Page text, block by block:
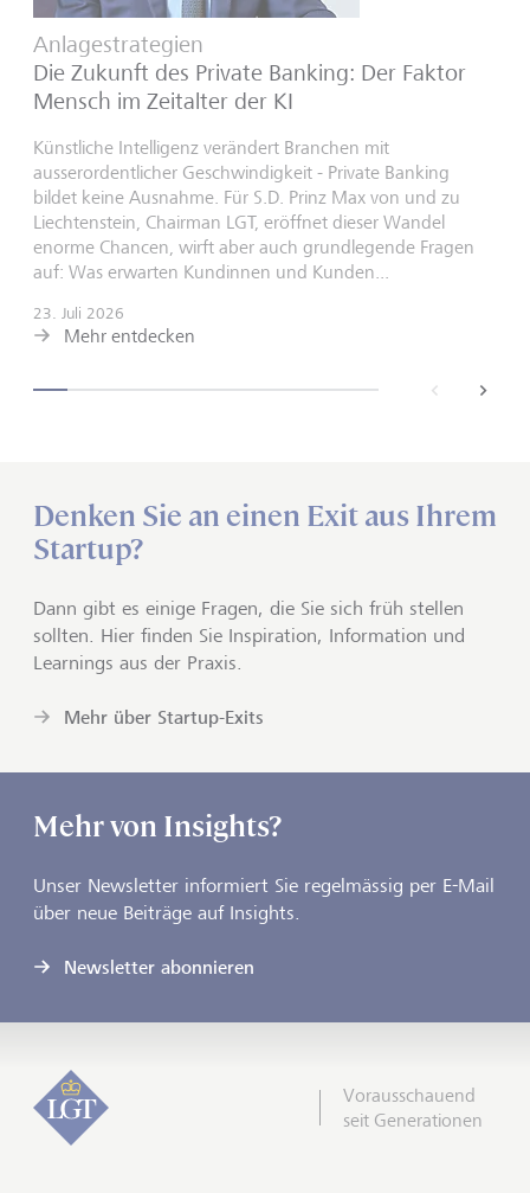
Anlagestrategien
Die Zukunft des Private Banking: Der Faktor
Mensch im Zeitalter der KI
Künstliche Intelligenz verändert Branchen mit
ausserordentlicher Geschwindigkeit - Private Banking
bildet keine Ausnahme. Für S.D. Prinz Max von und zu
Liechtenstein, Chairman LGT, eröffnet dieser Wandel
enorme Chancen, wirft aber auch grundlegende Fragen
auf: Was erwarten Kundinnen und Kunden...
23. Juli 2026
Mehr entdecken
next
Denken Sie an einen Exit aus Ihrem
Startup?
Dann gibt es einige Fragen, die Sie sich früh stellen
sollten. Hier finden Sie Inspiration, Information und
Learnings aus der Praxis.
Mehr über Startup-Exits
Mehr von Insights?
Unser Newsletter informiert Sie regelmässig per E-Mail
über neue Beiträge auf Insights.
Newsletter abonnieren
Vorausschauend
seit Generationen